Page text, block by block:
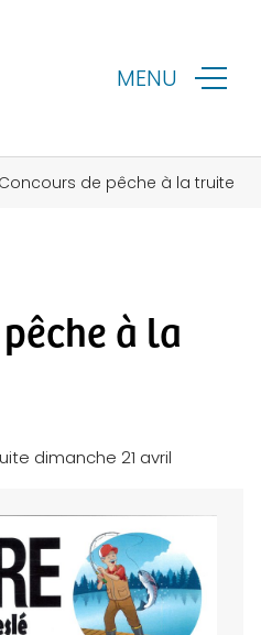
MENU
Concours de pêche à la truite
à la
dimanche 21 avril